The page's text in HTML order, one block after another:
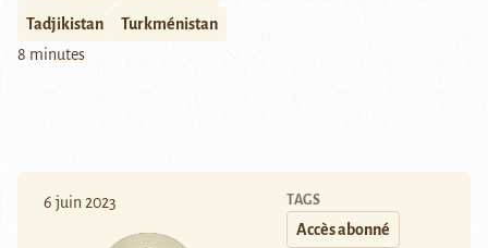
Tadjikistan
Turkménistan
8 minutes
6 juin 2023 TAGS
Accès abonné